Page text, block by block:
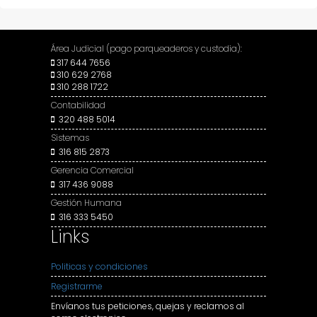
Área Judicial (pago parqueaderos y custodia):
317 644 7656
310 629 2768
310 288 1722
Contabilidad
320 488 5014
Sistemas
316 815 2873
Gerencia Comercial
317 436 9088
Gestión Humana
316 333 5450
Links
Politicas y condiciones
Registrarme
Envíanos tus peticiones, quejas y reclamos al